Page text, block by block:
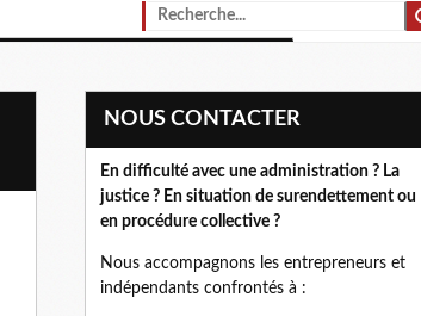
NOUS CONTACTER
En difficulté avec une administration ? La
justice ? En situation de surendettement ou
en procédure collective ?
Nous accompagnons les entrepreneurs et
indépendants confrontés à :